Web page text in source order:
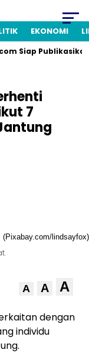
EKONOMI
Siap Publikasikan
7
A A A
dengan
individu